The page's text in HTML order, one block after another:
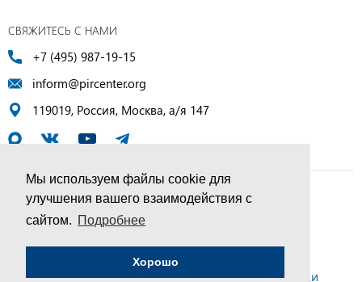
Мы используем файлы cookie для
улучшения вашего взаимодействия с
сайтом. Подробнее
Хорошо
СВЯЖИТЕСЬ С НАМИ
+7 (495) 987-19-15
inform@pircenter.org
119019, Россия, Москва, а/я 147
© ПИР-Центр, 1994–2025 | Все права защищены
Соглашение об обработке персональных данных
Политика конфиденциальности и условия обработки